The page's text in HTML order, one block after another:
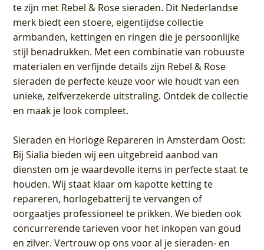
te zijn met Rebel & Rose sieraden. Dit Nederlandse
merk biedt een stoere, eigentijdse collectie
armbanden, kettingen en ringen die je persoonlijke
stijl benadrukken. Met een combinatie van robuuste
materialen en verfijnde details zijn Rebel & Rose
sieraden de perfecte keuze voor wie houdt van een
unieke, zelfverzekerde uitstraling. Ontdek de collectie
en maak je look compleet.
Sieraden en Horloge Repareren in Amsterdam Oost:
Bij Sialia bieden wij een uitgebreid aanbod van
diensten om je waardevolle items in perfecte staat te
houden. Wij staat klaar om kapotte ketting te
repareren, horlogebatterij te vervangen of
oorgaatjes professioneel te prikken. We bieden ook
concurrerende tarieven voor het inkopen van goud
en zilver. Vertrouw op ons voor al je sieraden- en